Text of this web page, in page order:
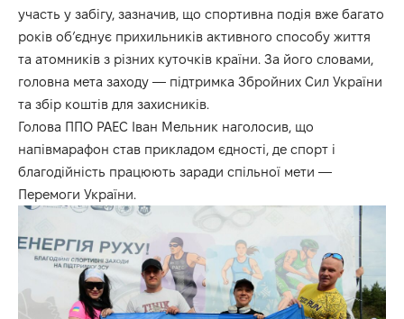
участь у забігу, зазначив, що спортивна подія вже багато
років об’єднує прихильників активного способу життя
та атомників з різних куточків країни. За його словами,
головна мета заходу — підтримка Збройних Сил України
та збір коштів для захисників.
Голова ППО РАЕС Іван Мельник наголосив, що
напівмарафон став прикладом єдності, де спорт і
благодійність працюють заради спільної мети —
Перемоги України.